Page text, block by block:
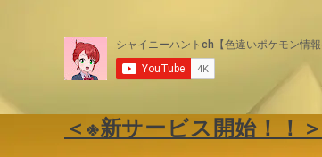
＜※新サービス開始！！＞